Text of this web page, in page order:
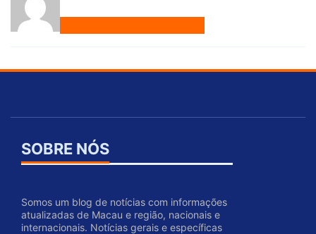
SOBRE NÓS
Somos um blog de notícias com informações
atualizadas de Macau e região, nacionais e
internacionais. Notícias gerais e específicas